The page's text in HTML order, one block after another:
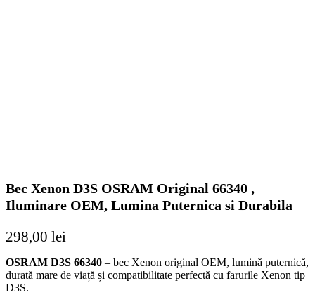
Bec Xenon D3S OSRAM Original 66340 ,
Iluminare OEM, Lumina Puternica si Durabila
298,00 lei
OSRAM D3S 66340 – bec Xenon original OEM, lumină puternică,
durată mare de viață și compatibilitate perfectă cu farurile Xenon tip
D3S.